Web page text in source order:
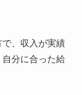
、収入が実績
分に合った給